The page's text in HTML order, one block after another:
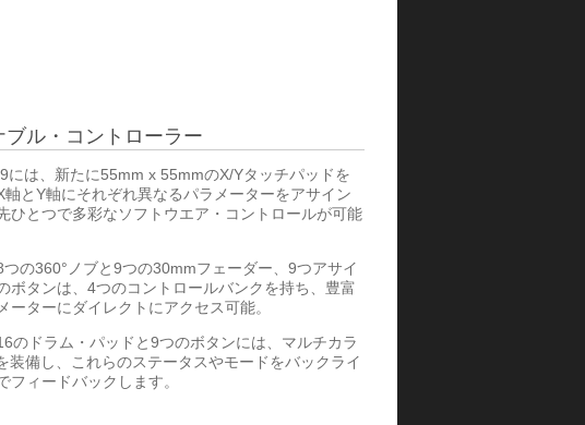
ル・コントローラー
には、新たに55mm x 55mmのX/Yタッチパッドを
軸とY軸にそれぞれ異なるパラメーターをアサイン
ひとつで多彩なソフトウエア・コントロールが可能
つの360°ノブと9つの30mmフェーダー、9つアサイ
ボタンは、4つのコントロールバンクを持ち、豊富
ーターにダイレクトにアクセス可能。
のドラム・パッドと9つのボタンには、マルチカラ
装備し、これらのステータスやモードをバックライ
フィードバックします。